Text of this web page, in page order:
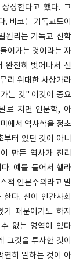
징한다고 했다. 그
. 비코는 기독교도이
원리는 기독교 신학
어가는 것이라는 자
완전히 벗어나서 신
리 위대한 사상가라
는 것" 이것이 중요
로 치면 인문학, 아
에서 역사학을 정초
터 있던 것이 아니
만든 역사가 진리
. 예를 들어서 헬라
적 인문주의라고 말
다. 신이 인간사회
때문이기도 하지
없는 영역이 있다
그것을 투사한 것이
연히 말하는 것이 아